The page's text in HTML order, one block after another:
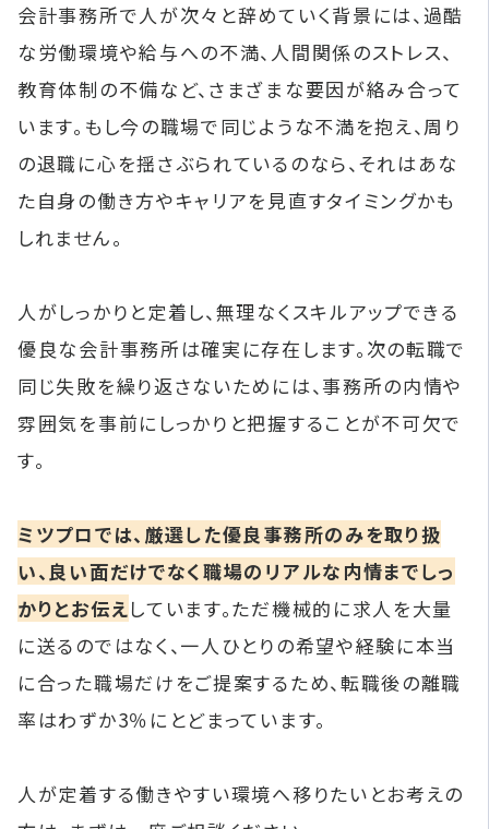
会計事務所で人が次々と辞めていく背景には、過酷
な労働環境や給与への不満、人間関係のストレス、
教育体制の不備など、さまざまな要因が絡み合って
います。もし今の職場で同じような不満を抱え、周り
の退職に心を揺さぶられているのなら、それはあな
た自身の働き方やキャリアを見直すタイミングかも
しれません。
人がしっかりと定着し、無理なくスキルアップできる
優良な会計事務所は確実に存在します。次の転職で
同じ失敗を繰り返さないためには、事務所の内情や
雰囲気を事前にしっかりと把握することが不可欠で
す。
ミツプロでは、厳選した優良事務所のみを取り扱
い、良い面だけでなく職場のリアルな内情までしっ
かりとお伝えしています。ただ機械的に求人を大量
に送るのではなく、一人ひとりの希望や経験に本当
に合った職場だけをご提案するため、転職後の離職
率はわずか3％にとどまっています。
人が定着する働きやすい環境へ移りたいとお考えの